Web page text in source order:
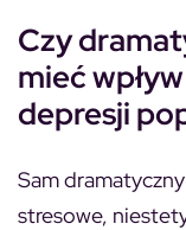
Czy
mieć
depresji
Sam
stresowe,